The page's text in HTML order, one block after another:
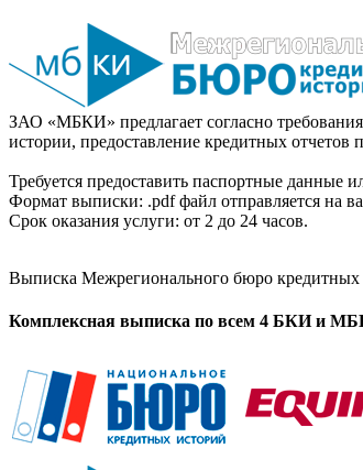
ЗАО «МБКИ» предлагает согласно
истории, предоставление кредитных
Требуется предоставить паспортные данные
Формат выписки: .pdf файл отправляется на
Срок оказания услуги: от 2 до 24 часов.
Выписка Межрегионального бюро кредитных
Комплексная выписка по всем 4 БКИ и